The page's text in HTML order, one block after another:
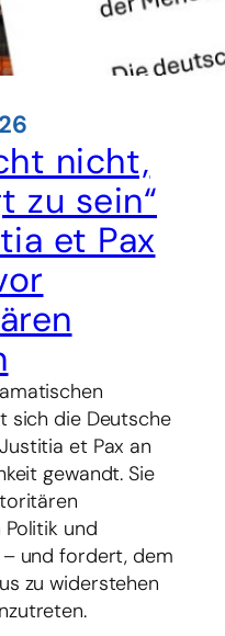
nicht,
zu sein“
et Pax
sich die Deutsche
et Pax an
gewandt. Sie
Politik und
und fordert, dem
zu widerstehen